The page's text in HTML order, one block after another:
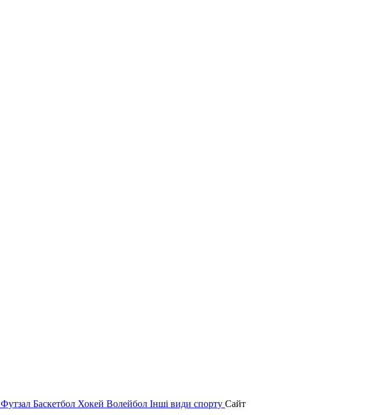
Футзал Баскетбол Хокей Волейбол Інші види спорту Сайт